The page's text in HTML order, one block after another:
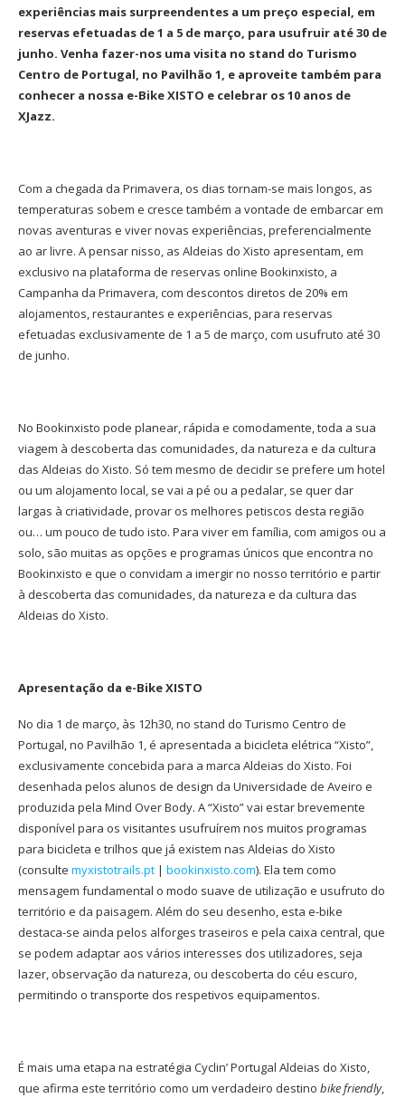
experiências mais surpreendentes a um preço especial, em
reservas efetuadas de 1 a 5 de março, para usufruir até 30 de
junho. Venha fazer-nos uma visita no stand do Turismo
Centro de Portugal, no Pavilhão 1, e aproveite também para
conhecer a nossa e-Bike XISTO e celebrar os 10 anos de
XJazz.
Com a chegada da Primavera, os dias tornam-se mais longos, as
temperaturas sobem e cresce também a vontade de embarcar em
novas aventuras e viver novas experiências, preferencialmente
ao ar livre. A pensar nisso, as Aldeias do Xisto apresentam, em
exclusivo na plataforma de reservas online Bookinxisto, a
Campanha da Primavera, com descontos diretos de 20% em
alojamentos, restaurantes e experiências, para reservas
efetuadas exclusivamente de 1 a 5 de março, com usufruto até 30
de junho.
No Bookinxisto pode planear, rápida e comodamente, toda a sua
viagem à descoberta das comunidades, da natureza e da cultura
das Aldeias do Xisto. Só tem mesmo de decidir se prefere um hotel
ou um alojamento local, se vai a pé ou a pedalar, se quer dar
largas à criatividade, provar os melhores petiscos desta região
ou… um pouco de tudo isto. Para viver em família, com amigos ou a
solo, são muitas as opções e programas únicos que encontra no
Bookinxisto e que o convidam a imergir no nosso território e partir
à descoberta das comunidades, da natureza e da cultura das
Aldeias do Xisto.
Apresentação da e-Bike XISTO
No dia 1 de março, às 12h30, no stand do Turismo Centro de
Portugal, no Pavilhão 1, é apresentada a bicicleta elétrica “Xisto”,
exclusivamente concebida para a marca Aldeias do Xisto. Foi
desenhada pelos alunos de design da Universidade de Aveiro e
produzida pela Mind Over Body. A “Xisto” vai estar brevemente
disponível para os visitantes usufruírem nos muitos programas
para bicicleta e trilhos que já existem nas Aldeias do Xisto
(consulte myxistotrails.pt | bookinxisto.com). Ela tem como
mensagem fundamental o modo suave de utilização e usufruto do
território e da paisagem. Além do seu desenho, esta e-bike
destaca-se ainda pelos alforges traseiros e pela caixa central, que
se podem adaptar aos vários interesses dos utilizadores, seja
lazer, observação da natureza, ou descoberta do céu escuro,
permitindo o transporte dos respetivos equipamentos.
É mais uma etapa na estratégia Cyclin’ Portugal Aldeias do Xisto,
que afirma este território como um verdadeiro destino bike friendly,